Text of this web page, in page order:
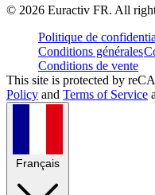
© 2026 Euractiv FR. All
Politique de
Conditions générales
Conditions de vente
This site is protected by
Policy and Terms of Service
Français